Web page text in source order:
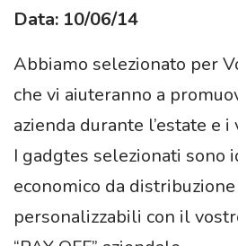
Data: 10/06/14
Abbiamo selezionato per
che vi aiuteranno a
azienda durante l’estate e
I gadgtes selezionati sono
economico da
personalizzabili con il